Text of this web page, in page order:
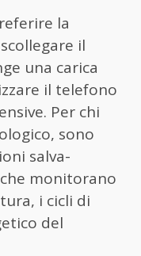
la
il
una carica
il telefono
Per chi
sono
salva-
monitorano
i cicli di
del